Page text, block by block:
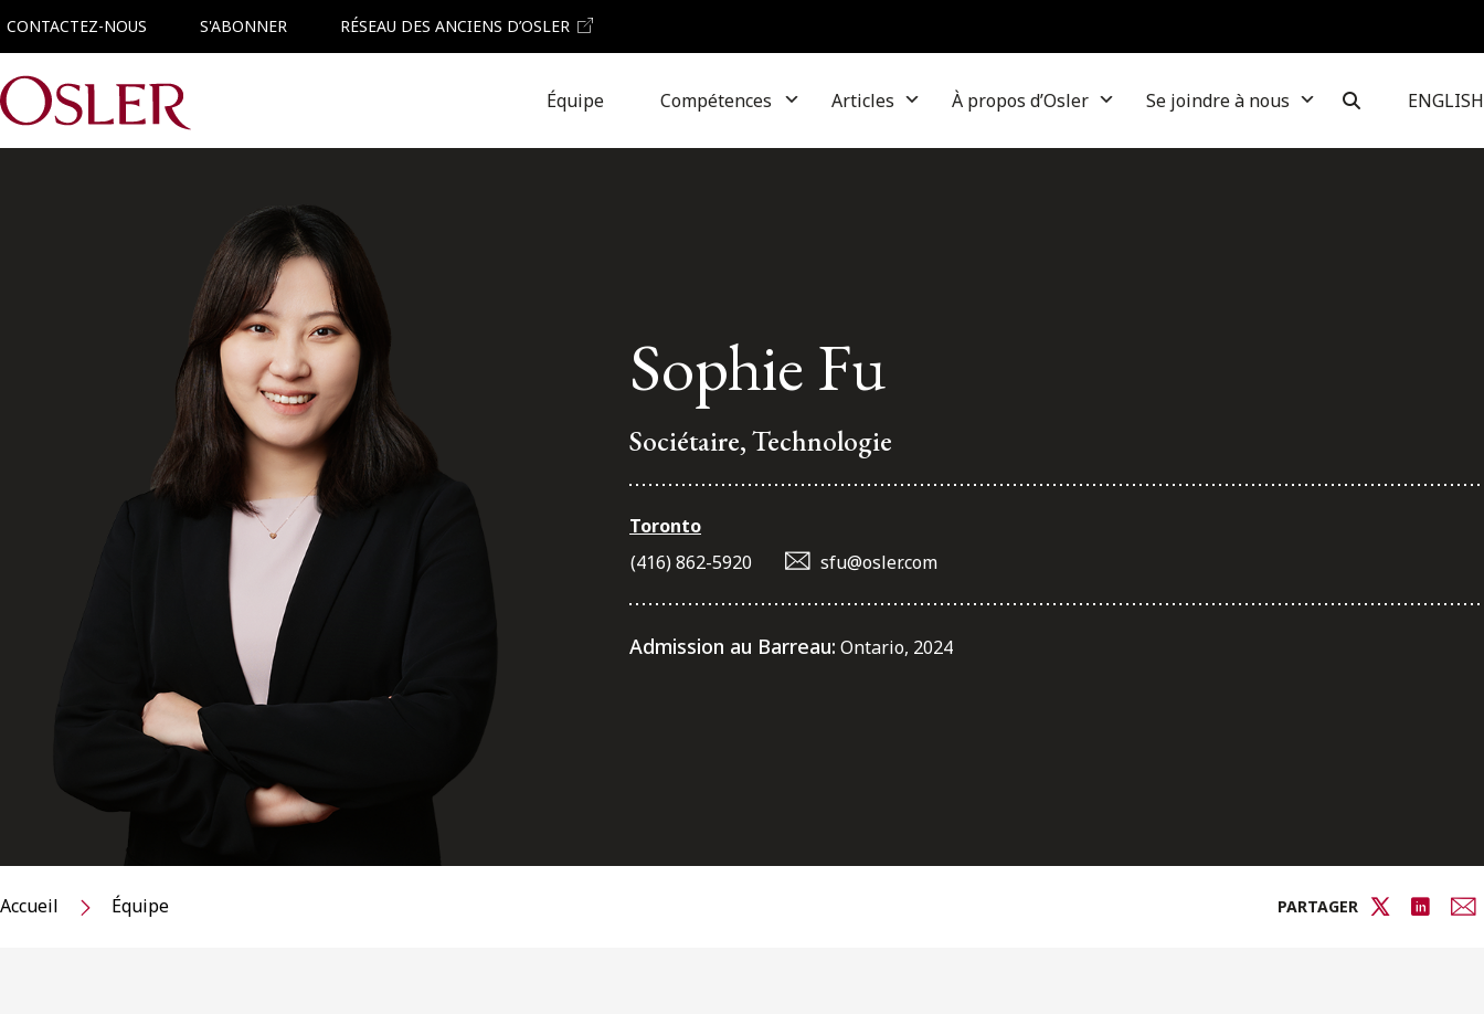
CONTACTEZ-NOUS S'ABONNER RÉSEAU DES ANCIENS D’OSLER
Main Navigation Équipe Compétences Articles À propos d’Osler Se joindre à nous ENGLISH
Sophie Fu
Sociétaire, Technologie
Toronto
(416) 862-5920
sfu@osler.com
Admission au Barreau: Ontario, 2024
Accueil Équipe PARTAGER